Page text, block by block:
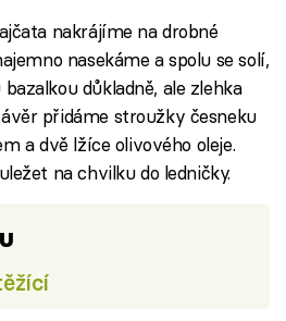
nakrájíme na drobné
nasekáme a spolu se solí,
důkladně, ale zlehka
přidáme stroužky česneku
a dvě lžíce olivového oleje.
na chvilku do ledničky.